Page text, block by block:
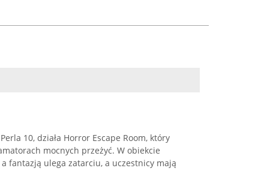
10, działa Horror Escape Room, który
mocnych przeżyć. W obiekcie
fantazją ulega zatarciu, a uczestnicy mają